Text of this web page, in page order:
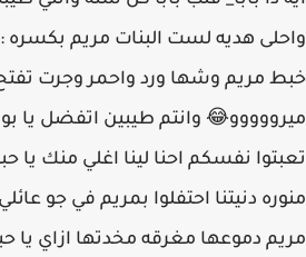
واحلى هديه لست البنات مريم بكسره :
خبط مريم وشها ورد واحمر وجرت
ميرووووو😂 وانتم طيبين اتفضل يا
تعبتوا نفسكم احنا لينا اغلي منك يا
منوره دنيتنا احتفلوا بمريم في جو
مريم دموعها مغرقه مخدتها ازاي يا